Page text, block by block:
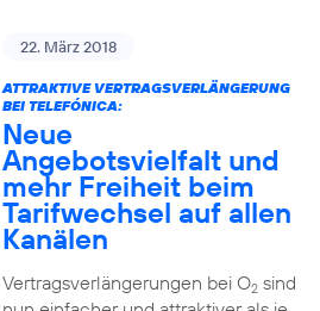
22. März 2018
ATTRAKTIVE VERTRAGSVERLÄNGERUNG
BEI TELEFÓNICA:
Neue
Angebotsvielfalt und
mehr Freiheit beim
Tarifwechsel auf allen
Kanälen
Vertragsverlängerungen bei O2sind